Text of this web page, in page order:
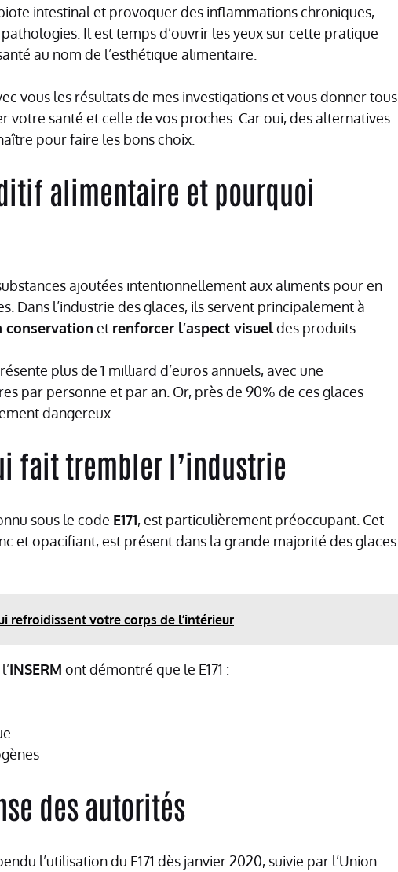
intestinal et provoquer des inflammations chroniques,
Il est temps d’ouvrir les yeux sur cette pratique
au nom de l’esthétique alimentaire.
vous les résultats de mes investigations et vous donner tous
votre santé et celle de vos proches. Car oui, des alternatives
pour faire les bons choix.
alimentaire et pourquoi
ajoutées intentionnellement aux aliments pour en
Dans l’industrie des glaces, ils servent principalement à
conservation et renforcer l’aspect visueldes produits.
plus de 1 milliard d’euros annuels, avec une
par personne et par an. Or, près de 90% de ces glaces
dangereux.
fait trembler l’industrie
sous le code E171, est particulièrement préoccupant. Cet
et opacifiant, est présent dans la grande majorité des glaces
refroidissent votre corps de l’intérieur
INSERM ont démontré que le E171 :
des autorités
l’utilisation du E171 dès janvier 2020, suivie par l’Union